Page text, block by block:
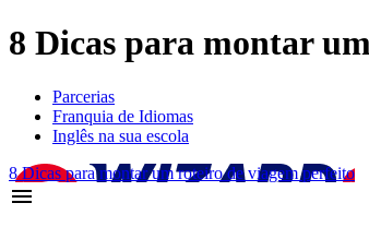
8 Dicas para montar
Parcerias
Franquia de Idiomas
Inglês na sua escola
8 Dicas para montar um roteiro de viagem perfeito
menu